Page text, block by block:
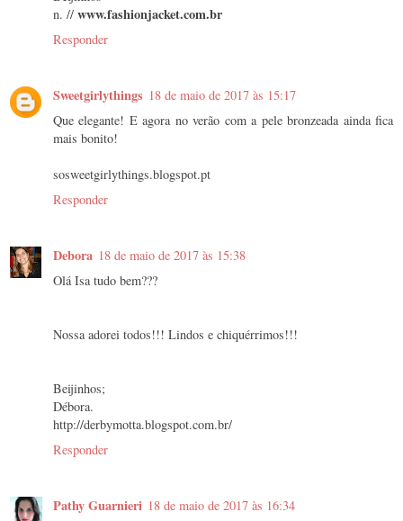
n. // www.fashionjacket.com.br
Responder
Sweetgirlythings 18 de maio de 2017 às 15:17
Que elegante! E agora no verão com a pele bronzeada ainda fica
mais bonito!
sosweetgirlythings.blogspot.pt
Responder
Debora 18 de maio de 2017 às 15:38
Olá Isa tudo bem???
Nossa adorei todos!!! Lindos e chiquérrimos!!!
Beijinhos;
Débora.
http://derbymotta.blogspot.com.br/
Responder
Pathy Guarnieri 18 de maio de 2017 às 16:34